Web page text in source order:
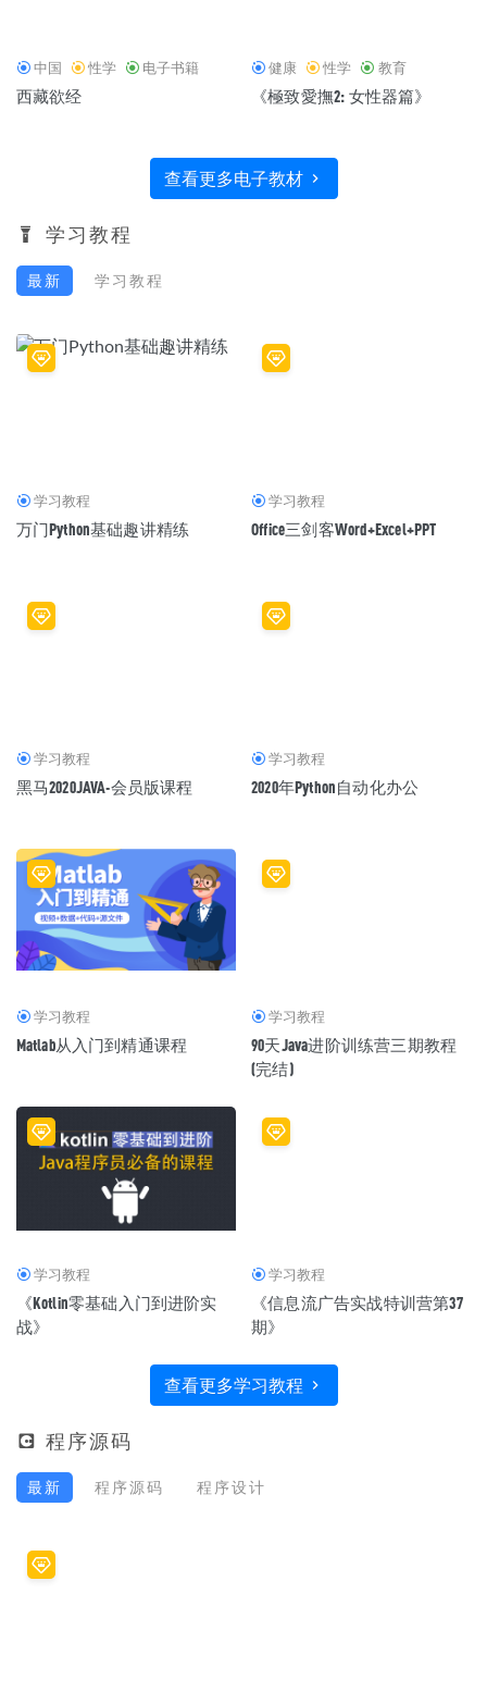
中国 性学 电子书籍
西藏欲经
健康 性学 教育
《極致愛撫2: 女性器篇》
查看更多电子教材
学习教程
最新 学习教程
学习教程
万门Python基础趣讲精练
学习教程
Office三剑客Word+Excel+PPT
学习教程
黑马2020JAVA-会员版课程
学习教程
2020年Python自动化办公
学习教程
Matlab从入门到精通课程
学习教程
90天Java进阶训练营三期教程
(完结)
学习教程
《Kotlin零基础入门到进阶实
战》
学习教程
《信息流广告实战特训营第37
期》
查看更多学习教程
程序源码
最新 程序源码 程序设计